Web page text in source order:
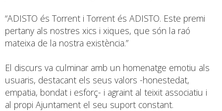
“ADISTO és Torrent i Torrent és ADISTO. Este premi
pertany als nostres xics i xiques, que són la raó
mateixa de la nostra existència.”
El discurs va culminar amb un homenatge emotiu als
usuaris, destacant els seus valors -honestedat,
empatia, bondat i esforç- i agraint al teixit associatiu i
al propi Ajuntament el seu suport constant.